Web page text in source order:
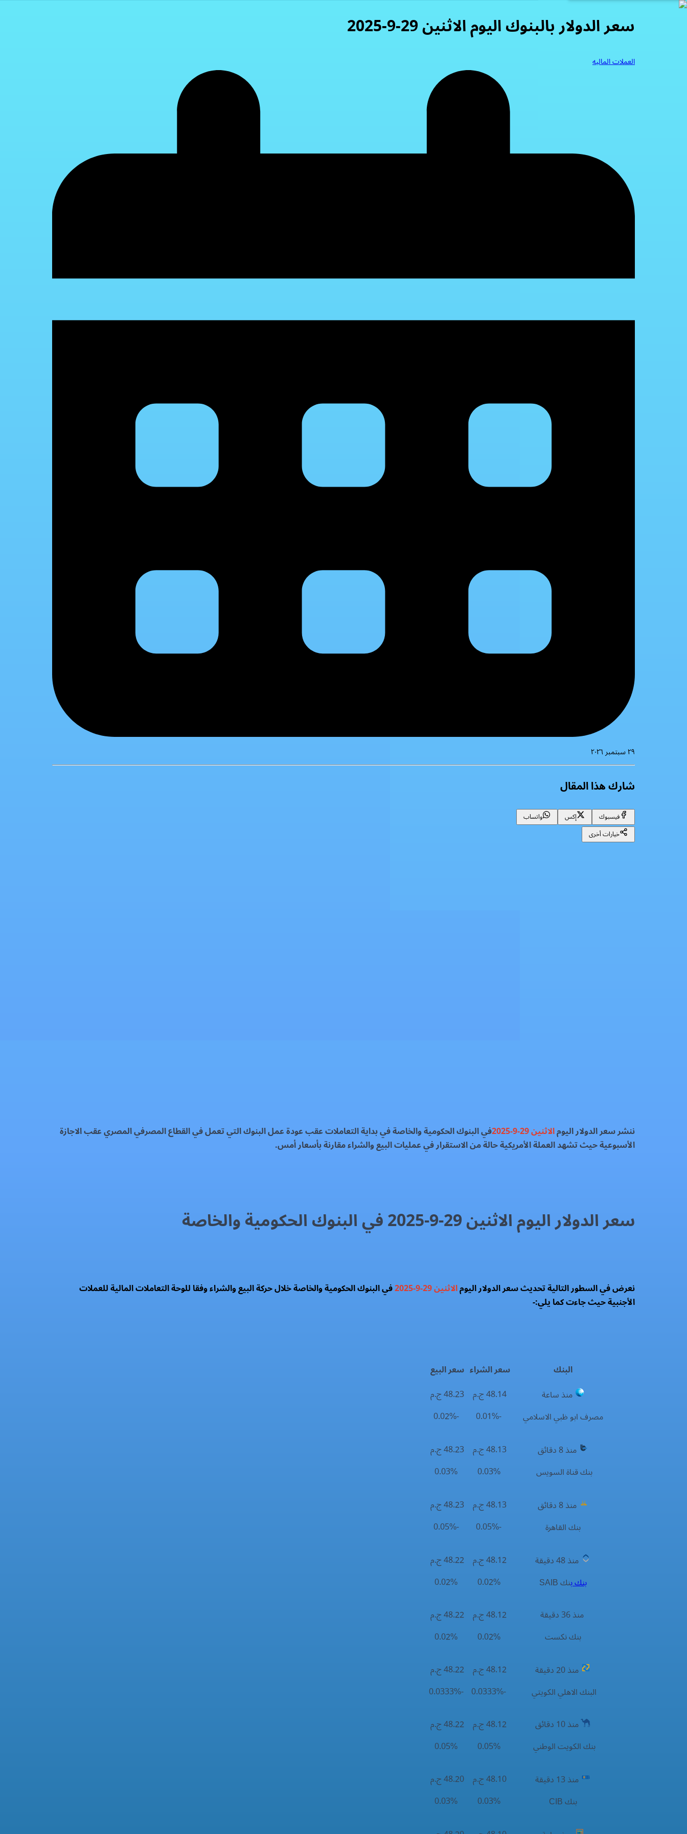
سعر الدولار بالبنوك اليوم الاثنين 29-9-2025
العملات الماليه
٢٩ سبتمبر ٢٠٢٦
شارك هذا المقال
فيسبوك إكس
واتساب
خيارات أخرى
ننشر سعر الدولار اليومالاثنين 29-9-2025 في البنوك الحكومية والخاصة في بداية التعاملات عقب عودة عمل البنوك التي تعمل في القطاع المصرفي المصري عقب الاجازة
الأسبوعية حيث تشهد العملة الأمريكية حالة من الاستقرار في عمليات البيع والشراء مقارنة بأسعار أمس.
سعر الدولار اليوم الاثنين 29-9-2025 في البنوك الحكومية والخاصة
نعرض في السطور التالية تحديث سعر الدولار اليومالاثنين 29-9-2025 في البنوك الحكومية والخاصة خلال حركة البيع والشراء وفقا للوحة التعاملات المالية للعملات
الأجنبية حيث جاءت كما يلي:-
البنك سعر الشراء سعر البيع
منذ ساعة
مصرف ابو ظبي الاسلامي
48.14 ج.م
-0.01%
48.23 ج.م
-0.02%
منذ 8 دقائق
بنك قناة السويس
48.13 ج.م
0.03%
48.23 ج.م
منذ 8 دقائق
بنك القاهرة
48.13 ج.م
-0.05%
48.23 ج.م
-0.05%
منذ 48 دقيقة
بنك بنك SAIB
48.12 ج.م
0.02%
48.22 ج.م
منذ 36 دقيقة
بنك نكست
48.12 ج.م
0.02%
48.22 ج.م
منذ 20 دقيقة
البنك الاهلي الكويتي
48.12 ج.م
-0.0333%
48.22 ج.م
-0.0333%
منذ 10 دقائق
بنك الكويت الوطني
48.12 ج.م
0.05%
48.22 ج.م
منذ 13 دقيقة
بنك CIB
48.10 ج.م
0.03%
48.20 ج.م